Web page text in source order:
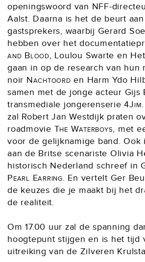
openingswoord van NFF-
Aalst. Daarna is het de beurt
gastsprekers, waarbij Gerard
hebben over het
and Blood, Loulou Swarte en
gaan in op de research van hun
noir Nachtoord en Harm Ydo
samen met de jonge acteur Gijs
transmediale jongerenserie4Jim
zal Robert Jan Westdijk praten
roadmovie The Waterboys, met
voor de gelijknamige band. Ook
aan de Britse scenariste Olivia
historisch Nederland schreef in
Pearl Earring. En vertelt Ger
de keuzes die je maakt bij het
de realiteit.
Om 17.00 uur zal de spanning
hoogtepunt stijgen en is het tijd
uitreiking van de Zilveren